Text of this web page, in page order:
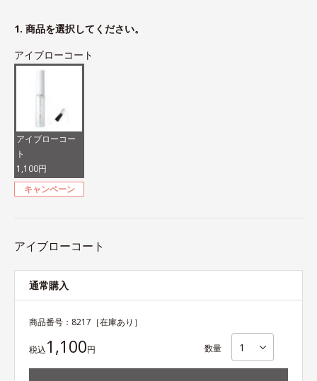
1. 商品を選択してください。
アイブローコート
アイブローコー
ト
1,100円
キャンペーン
アイブローコート
通常購入
商品番号： 8217 ［在庫あり］
税込1,100円 数量